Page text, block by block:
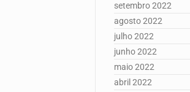
setembro 2022
agosto 2022
julho 2022
junho 2022
maio 2022
abril 2022